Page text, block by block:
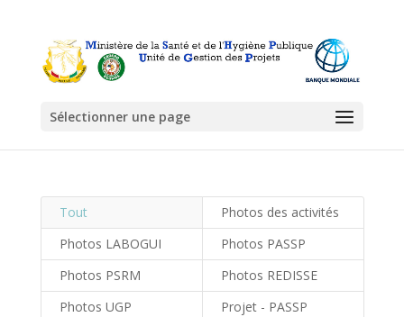
Sélectionner une page
Tout
Photos des activités
Photos LABOGUI
Photos PASSP
Photos PSRM
Photos REDISSE
Photos UGP
Projet - PASSP